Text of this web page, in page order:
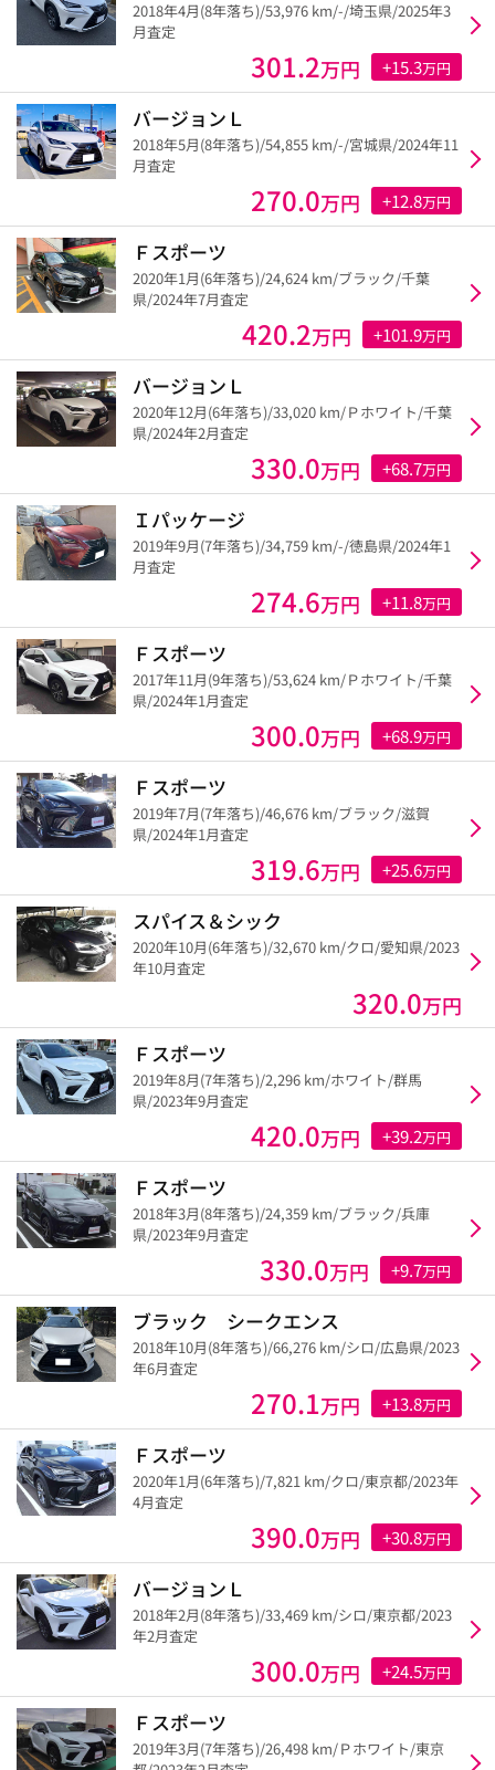
2018年4月(8年落ち)/53,976 km/-/埼玉県/2025年3
月査定
301.2万円 +15.3万円
バージョンＬ
2018年5月(8年落ち)/54,855 km/-/宮城県/2024年11
月査定
270.0万円 +12.8万円
Ｆスポーツ
2020年1月(6年落ち)/24,624 km/ブラック/千葉
県/2024年7月査定
420.2万円 +101.9万円
バージョンＬ
2020年12月(6年落ち)/33,020 km/Ｐホワイト/千葉
県/2024年2月査定
330.0万円 +68.7万円
Ｉパッケージ
2019年9月(7年落ち)/34,759 km/-/徳島県/2024年1
月査定
274.6万円 +11.8万円
Ｆスポーツ
2017年11月(9年落ち)/53,624 km/Ｐホワイト/千葉
県/2024年1月査定
300.0万円 +68.9万円
Ｆスポーツ
2019年7月(7年落ち)/46,676 km/ブラック/滋賀
県/2024年1月査定
319.6万円 +25.6万円
スパイス＆シック
2020年10月(6年落ち)/32,670 km/クロ/愛知県/2023
年10月査定
320.0万円
Ｆスポーツ
2019年8月(7年落ち)/2,296 km/ホワイト/群馬
県/2023年9月査定
420.0万円 +39.2万円
Ｆスポーツ
2018年3月(8年落ち)/24,359 km/ブラック/兵庫
県/2023年9月査定
330.0万円 +9.7万円
ブラック シークエンス
2018年10月(8年落ち)/66,276 km/シロ/広島県/2023
年6月査定
270.1万円 +13.8万円
Ｆスポーツ
2020年1月(6年落ち)/7,821 km/クロ/東京都/2023年
4月査定
390.0万円 +30.8万円
バージョンＬ
2018年2月(8年落ち)/33,469 km/シロ/東京都/2023
年2月査定
300.0万円 +24.5万円
Ｆスポーツ
2019年3月(7年落ち)/26,498 km/Ｐホワイト/東京